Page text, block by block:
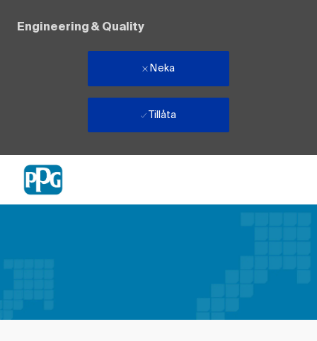
Engineering & Quality
Neka
Tillåta